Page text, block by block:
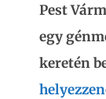
Pest
egy
keretén